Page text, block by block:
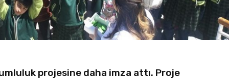
projesine daha imza attı. Proje